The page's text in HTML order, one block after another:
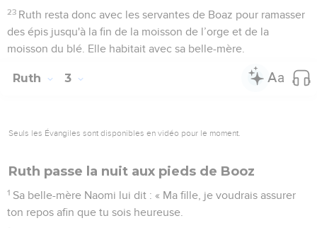
23 Ruth resta donc avec les servantes de Boaz pour ramasser
des épis jusqu'à la fin de la moisson de l’orge et de la
moisson du blé. Elle habitait avec sa belle-mère.
Ruth 3
Seuls les Évangiles sont disponibles en vidéo pour le moment.
Ruth passe la nuit aux pieds de Booz
1 Sa belle-mère Naomi lui dit : « Ma fille, je voudrais assurer
ton repos afin que tu sois heureuse.